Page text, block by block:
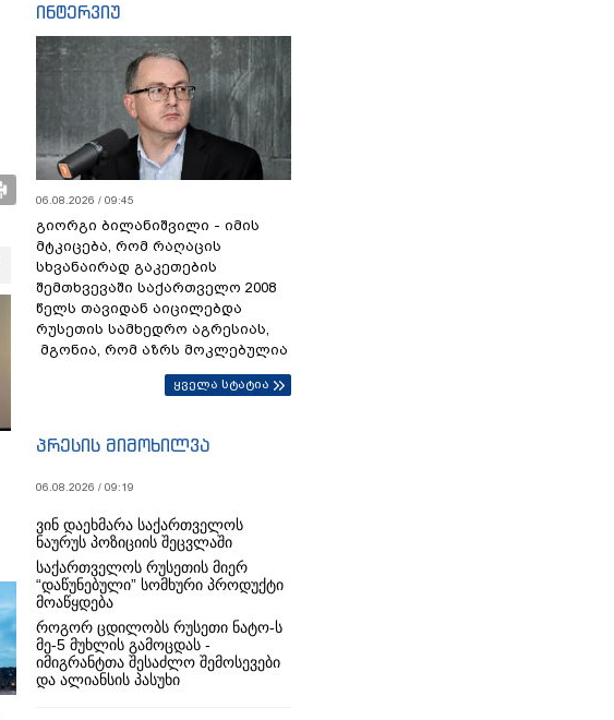
ინტერვიუ
06.08.2026 / 09:45
გიორგი ბილანიშვილი - იმის
მტკიცება, რომ რაღაცის
სხვანაირად გაკეთების
შემთხვევაში საქართველო 2008
წელს თავიდან აიცილებდა
რუსეთის სამხედრო აგრესიას,
მგონია, რომ აზრს მოკლებულია
ყველა სტატია
პრესის მიმოხილვა
06.08.2026 / 09:19
ვინ დაეხმარა საქართველოს
ნაურუს პოზიციის შეცვლაში
საქართველოს რუსეთის მიერ
“დაწუნებული” სომხური პროდუქტი
მოაწყდება
როგორ ცდილობს რუსეთი ნატო-ს
მე-5 მუხლის გამოცდას -
იმიგრანტთა შესაძლო შემოსევები
და ალიანსის პასუხი